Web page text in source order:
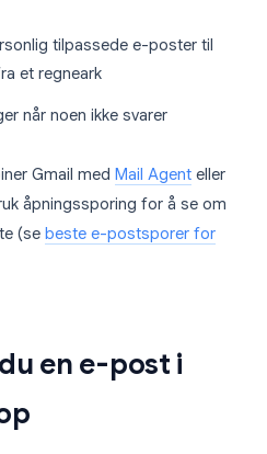
tilpassede e-poster til
et regneark
når noen ikke svarer
Gmail med Mail Agent eller
åpningssporing for å se om
(se beste e-postsporer for
en e-post i